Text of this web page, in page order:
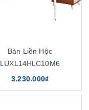
Bàn Liền Hộc
LUXL14HLC10M6
3.230.000₫